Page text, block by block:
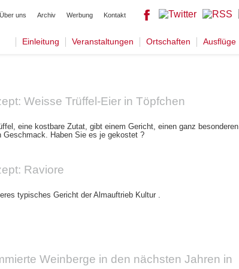
Über uns Archiv Werbung Kontakt
Einleitung Veranstaltungen Ortschaften Ausflüge
Weisse Trüffel-Eier in Töpfchen
eine kostbare Zutat, gibt einem Gericht, einen ganz besonderen
Geschmack. Haben Sie es je gekostet ?
Raviore
typisches Gericht der Almauftrieb Kultur .
Weinberge in den nächsten Jahren in